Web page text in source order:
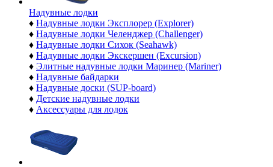
Надувные лодки
♦ Надувные лодки Эксплорер (Explorer)
♦ Надувные лодки Челенджер (Challenger)
♦ Надувные лодки Сихок (Seahawk)
♦ Надувные лодки Экскершен (Excursion)
♦ Элитные надувные лодки Маринер (Mariner)
♦ Надувные байдарки
♦ Надувные доски (SUP-board)
♦ Детские надувные лодки
♦ Аксессуары для лодок